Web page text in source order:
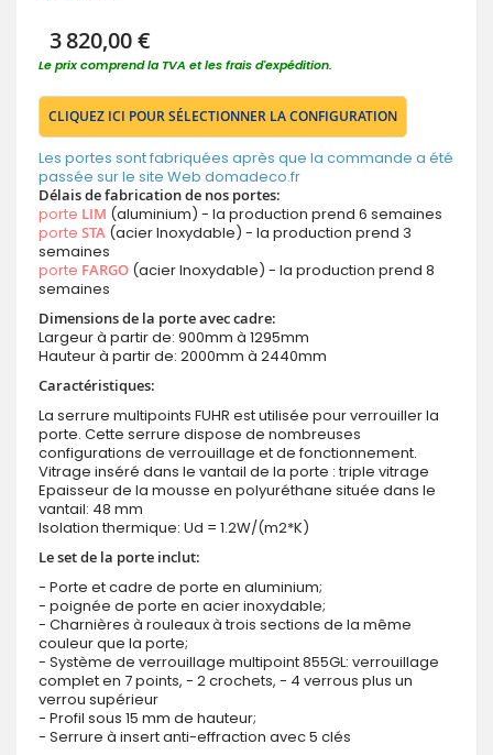
3 820,00 €
Le prix comprend la TVA et les frais d'expédition.
CLIQUEZ ICI POUR SÉLECTIONNER LA CONFIGURATION
Les portes sont fabriquées après que la commande a été
passée sur le site Web domadeco.fr
Délais de fabrication de nos portes:
porte LIM (aluminium) - la production prend 6 semaines
porte STA (acier Inoxydable) - la production prend 3
semaines
porte FARGO (acier Inoxydable) - la production prend 8
semaines
Dimensions de la porte avec cadre:
Largeur à partir de: 900mm à 1295mm
Hauteur à partir de: 2000mm à 2440mm
Caractéristiques:
La serrure multipoints FUHR est utilisée pour verrouiller la
porte. Cette serrure dispose de nombreuses
configurations de verrouillage et de fonctionnement.
Vitrage inséré dans le vantail de la porte : triple vitrage
Epaisseur de la mousse en polyuréthane située dans le
vantail: 48 mm
Isolation thermique: Ud = 1.2W/(m2*K)
Le set de la porte inclut:
- Porte et cadre de porte en aluminium;
- poignée de porte en acier inoxydable;
- Charnières à rouleaux à trois sections de la même
couleur que la porte;
- Système de verrouillage multipoint 855GL: verrouillage
complet en 7 points, - 2 crochets, - 4 verrous plus un
verrou supérieur
- Profil sous 15 mm de hauteur;
- Serrure à insert anti-effraction avec 5 clés